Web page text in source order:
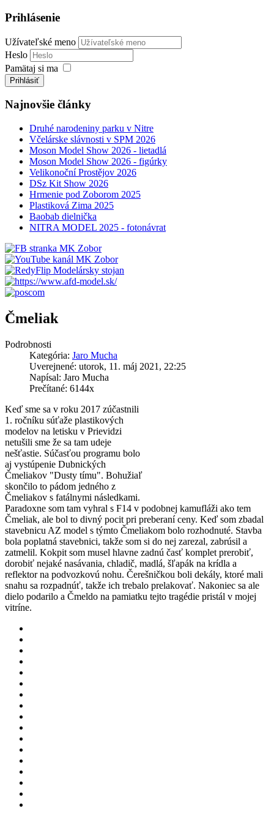
Prihlásenie
Užívateľské meno
Heslo
Pamätaj si ma
Prihlásiť
Najnovšie články
Druhé narodeniny parku v Nitre
Včelárske slávnosti v SPM 2026
Moson Model Show 2026 - lietadlá
Moson Model Show 2026 - figúrky
Velikonoční Prostějov 2026
DSz Kit Show 2026
Hrmenie pod Zoborom 2025
Plastiková Zima 2025
Baobab dielnička
NITRA MODEL 2025 - fotonávrat
Čmeliak
Podrobnosti
Kategória: Jaro Mucha
Uverejnené: utorok, 11. máj 2021, 22:25
Napísal: Jaro Mucha
Prečítané: 6144x
Keď sme sa v roku 2017 zúčastnili
1. ročníku súťaže plastikových
modelov na letisku v Prievidzi
netušili sme že sa tam udeje
nešťastie. Súčasťou programu bolo
aj vystúpenie Dubnických
Čmeliakov "Dusty tímu". Bohužiaľ
skončilo to pádom jedného z
Čmeliakov s fatálnymi následkami.
Paradoxne som tam vyhral s F14 v podobnej kamufláži ako tem
Čmeliak, ale bol to divný pocit pri preberaní ceny. Keď som zbadal
stavebnicu AZ model s týmto Čmeliakom bolo rozhodnuté. Stavba
bola poplatná stavebnici, takže som si do nej zarezal, zabrúsil a
zatmelil. Kokpit som musel hlavne zadnú časť komplet prerobiť,
dorobiť nejaké nasávania, chladič, madlá, šľapák na krídla a
reflektor na podvozkovú nohu. Čerešničkou boli dekály, ktoré mali
snahu sa rozpadnúť, takže ich trebalo prelakovať. Nakoniec sa ale
dielo podarilo a Čmeldo na pamiatku tejto tragédie pristál v mojej
vitríne.